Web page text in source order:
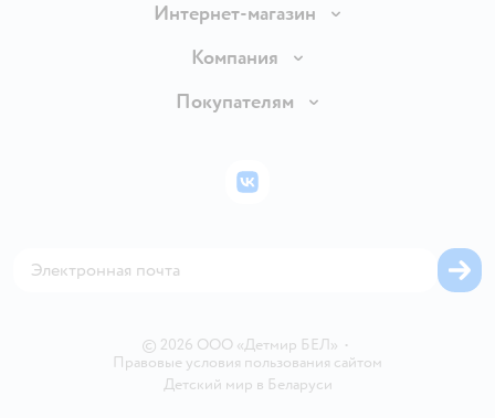
Интернет-магазин
Доставка и оплата
Правила продажи
Политика использования файлов cookie
Компания
Вакансии
Покупателям
Бонусные карты
© 2026 ООО «Детмир БЕЛ» •
Правовые условия пользования сайтом
Детский мир в Беларуси
ВКонтакте